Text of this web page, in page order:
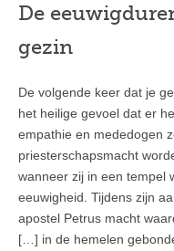
De
gezin
De volgende keer dat je
het heilige gevoel dat er
empathie en mededogen
priesterschapsmacht
wanneer zij in een tempel
eeuwigheid. Tijdens zijn
apostel Petrus macht
[…] in de hemelen